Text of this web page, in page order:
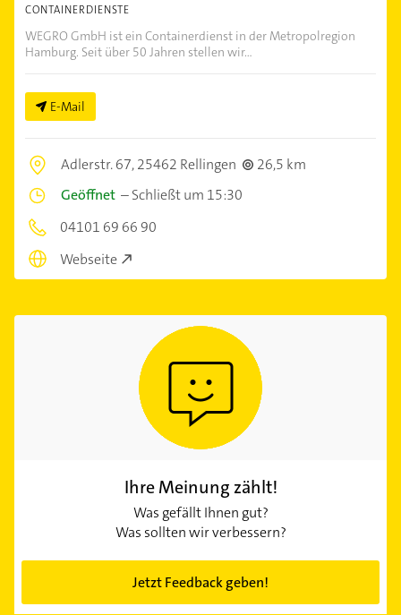
CONTAINERDIENSTE
WEGRO GmbH ist ein Containerdienst in der Metropolregion
Hamburg. Seit über 50 Jahren stellen wir...
E-Mail
Adlerstr. 67,25462 Rellingen
26,5 km
Geöffnet –Schließt um 15:30
04101 69 66 90
Webseite
Ihre Meinung zählt!
Was gefällt Ihnen gut?
Was sollten wir verbessern?
Jetzt Feedback geben!